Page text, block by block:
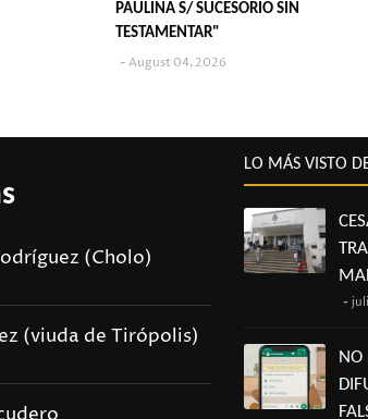
PAULINA S/ SUCESORIO SIN
TESTAMENTAR"
August 04, 2026
(Cholo)
(viuda de Tirópolis)
LO MÁS VISTO
NO